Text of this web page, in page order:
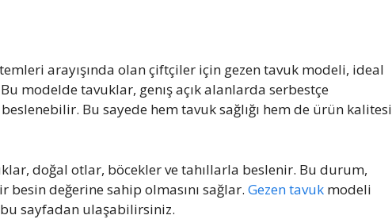
arayışında olan çiftçiler için gezen tavuk modeli, ideal
modelde tavuklar, genış açık alanlarda serbestçe
Bu sayede hem tavuk sağlığı hem de ürün kalitesi
doğal otlar, böcekler ve tahıllarla beslenir. Bu durum,
değerine sahip olmasını sağlar. Gezen tavuk modeli
sayfadan ulaşabilirsiniz.